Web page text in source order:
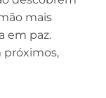
mais
em paz.
próximos,